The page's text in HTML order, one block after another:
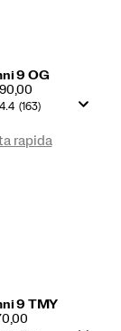
9 OG
4.4 (163)
rapida
9 TMY